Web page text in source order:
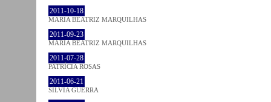
2011-10-18
MARIA BEATRIZ MARQUILHAS
2011-09-23
MARIA BEATRIZ MARQUILHAS
2011-07-28
PATRÍCIA ROSAS
2011-06-21
SÍLVIA GUERRA